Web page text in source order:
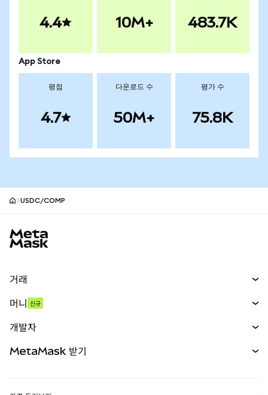
4.4 10M+ 483.7K
App Store
평점
4.7
다운로드 수
50M+
평가 수
75.8K
USDC/COMP
거래
무기한 선물
실물자산
머니 신규
개발자
MetaMask 받기